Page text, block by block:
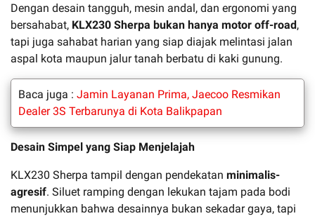
Dengan desain tangguh, mesin andal, dan ergonomi yang
bersahabat, KLX230 Sherpa bukan hanya motor off-road,
tapi juga sahabat harian yang siap diajak melintasi jalan
aspal kota maupun jalur tanah berbatu di kaki gunung.
Baca juga : Jamin Layanan Prima, Jaecoo Resmikan
Dealer 3S Terbarunya di Kota Balikpapan
Desain Simpel yang Siap Menjelajah
KLX230 Sherpa tampil dengan pendekatan minimalis-
agresif. Siluet ramping dengan lekukan tajam pada bodi
menunjukkan bahwa desainnya bukan sekadar gaya, tapi